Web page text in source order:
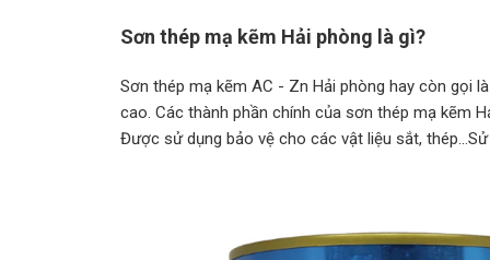
Sơn thép mạ kẽm Hải phòng là gì?
Sơn thép mạ kẽm AC - Zn Hải phòng hay còn gọi
cao. Các thành phần chính của sơn thép mạ kẽm
Được sử dụng bảo vệ cho các vật liệu sắt,